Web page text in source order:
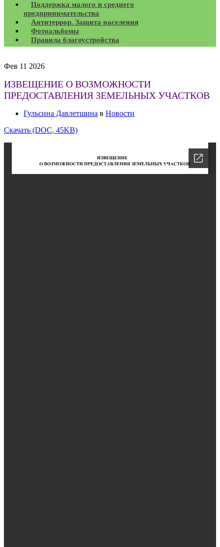
Поддержка малого и среднего
предпринимательства
Антитеррор. Защита населения
Фотоальбомы
Правила благоустройства
Фев 11 2026
ИЗВЕЩЕНИЕ О ВОЗМОЖНОСТИ
ПРЕДОСТАВЛЕНИЯ ЗЕМЕЛЬНЫХ УЧАСТКОВ
Гульсина Давлетшина в Новости
Скачать (DOC, 45KB)